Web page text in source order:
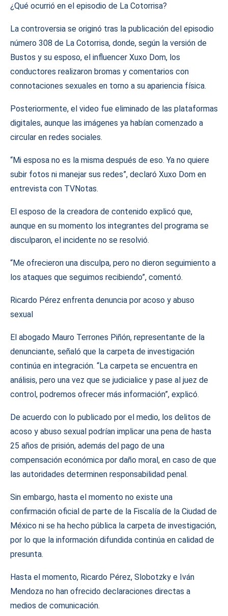
¿Qué ocurrió en el episodio de La Cotorrisa?
La controversia se originó tras la publicación del episodio
número 308 de La Cotorrisa, donde, según la versión de
Bustos y su esposo, el influencer Xuxo Dom, los
conductores realizaron bromas y comentarios con
connotaciones sexuales en torno a su apariencia física.
Posteriormente, el video fue eliminado de las plataformas
digitales, aunque las imágenes ya habían comenzado a
circular en redes sociales.
“Mi esposa no es la misma después de eso. Ya no quiere
subir fotos ni manejar sus redes”, declaró Xuxo Dom en
entrevista con TVNotas.
El esposo de la creadora de contenido explicó que,
aunque en su momento los integrantes del programa se
disculparon, el incidente no se resolvió.
“Me ofrecieron una disculpa, pero no dieron seguimiento a
los ataques que seguimos recibiendo”, comentó.
Ricardo Pérez enfrenta denuncia por acoso y abuso
sexual
El abogado Mauro Terrones Piñón, representante de la
denunciante, señaló que la carpeta de investigación
continúa en integración. “La carpeta se encuentra en
análisis, pero una vez que se judicialice y pase al juez de
control, podremos ofrecer más información”, explicó.
De acuerdo con lo publicado por el medio, los delitos de
acoso y abuso sexual podrían implicar una pena de hasta
25 años de prisión, además del pago de una
compensación económica por daño moral, en caso de que
las autoridades determinen responsabilidad penal.
Sin embargo, hasta el momento no existe una
confirmación oficial de parte de la Fiscalía de la Ciudad de
México ni se ha hecho pública la carpeta de investigación,
por lo que la información difundida continúa en calidad de
presunta.
Hasta el momento, Ricardo Pérez, Slobotzky e Iván
Mendoza no han ofrecido declaraciones directas a
medios de comunicación.